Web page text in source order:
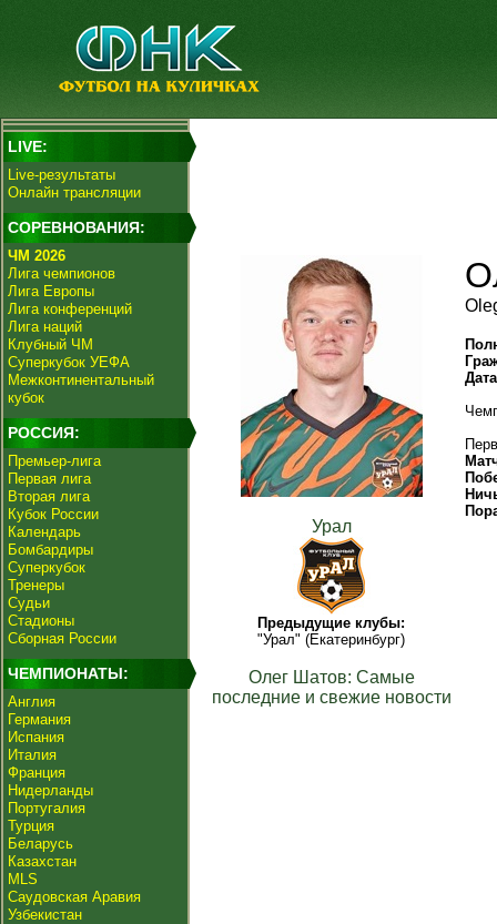
LIVE:
Live-результаты
Онлайн трансляции
СОРЕВНОВАНИЯ:
ЧМ 2026
Лига чемпионов
Лига Европы
Лига конференций
Лига наций
Клубный ЧМ
Суперкубок УЕФА
Межконтинентальный
кубок
РОССИЯ:
Премьер-лига
Первая лига
Вторая лига
Кубок России
Календарь
Бомбардиры
Суперкубок
Тренеры
Судьи
Стадионы
Сборная России
ЧЕМПИОНАТЫ:
Англия
Германия
Испания
Италия
Франция
Нидерланды
Португалия
Турция
Беларусь
Казахстан
MLS
Саудовская Аравия
Узбекистан
Урал
Предыдущие клубы:
"Урал" (Екатеринбург)
Олег Шатов: Самые
последние и свежие новости